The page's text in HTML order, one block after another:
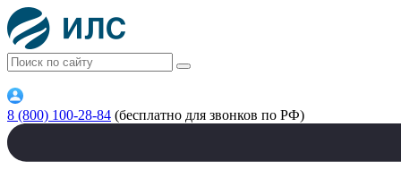
8 (800) 100-28-84 (бесплатно для звонков по РФ)